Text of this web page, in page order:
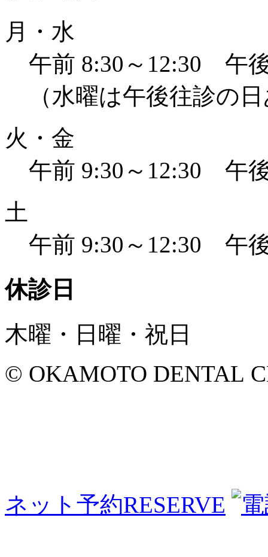
月・水
午前 8:30～12:30 午
（水曜は午後往診の
火・金
午前 9:30～12:30 午
土
午前 9:30～12:30 午
休診日
木曜・日曜・祝日
© OKAMOTO DENTAL
ネット予約RESERVE